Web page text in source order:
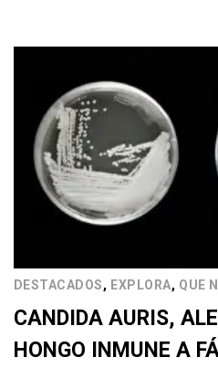
DESTACADOS, EXPLORA, QUE
CANDIDA AURIS,
HONGO INMUNE A